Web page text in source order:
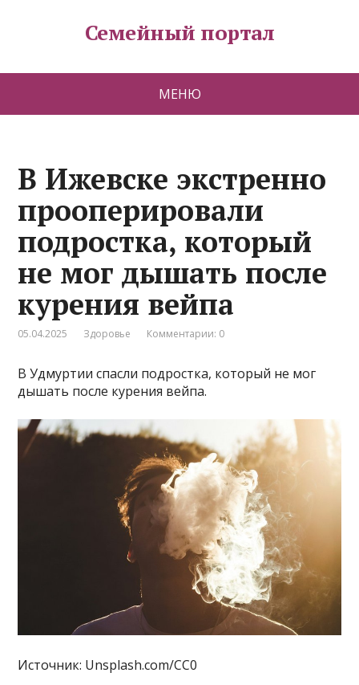
Семейный портал
МЕНЮ
В Ижевске экстренно
прооперировали
подростка, который
не мог дышать после
курения вейпа
05.04.2025 Здоровье Комментарии: 0
В Удмуртии спасли подростка, который не мог
дышать после курения вейпа.
Источник: Unsplash.com/CC0